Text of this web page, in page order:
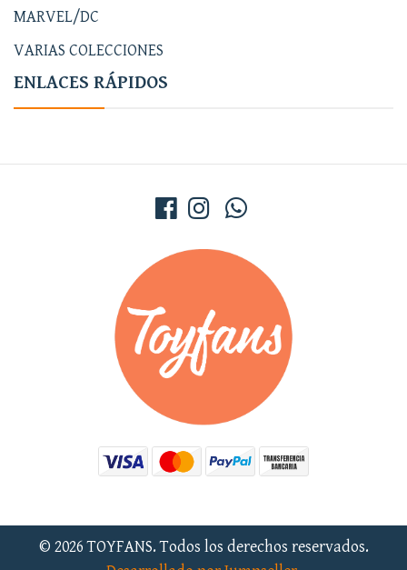
MARVEL/DC
VARIAS COLECCIONES
ENLACES RÁPIDOS
© 2026 TOYFANS. Todos los derechos reservados.